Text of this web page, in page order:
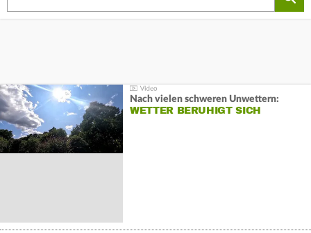
Nach vielen schweren Unwettern:
WETTER BERUHIGT SICH